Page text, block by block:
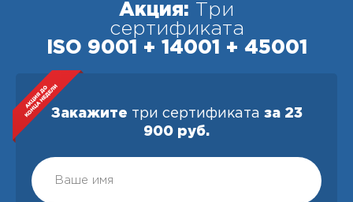
Акция: Три
сертификата
ISO 9001 + 14001 + 45001
Закажите три сертификата за 23
900 руб.